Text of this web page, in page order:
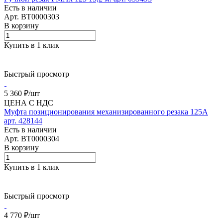
Есть в наличии
Арт. BT0000303
В корзину
Купить в 1 клик
Быстрый просмотр
5 360 ₽/шт
ЦЕНА С НДС
Муфта позиционирования механизированного резака 125А
арт. 428144
Есть в наличии
Арт. BT0000304
В корзину
Купить в 1 клик
Быстрый просмотр
4 770 ₽/шт